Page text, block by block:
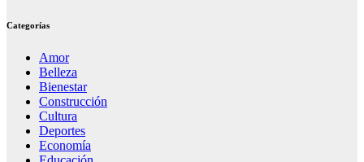
Categorías
Amor
Belleza
Bienestar
Construcción
Cultura
Deportes
Economía